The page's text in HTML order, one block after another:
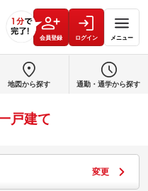
会員登録 ログイン メニュー
戸建て
変更
地図から探す 通勤・通学から探す